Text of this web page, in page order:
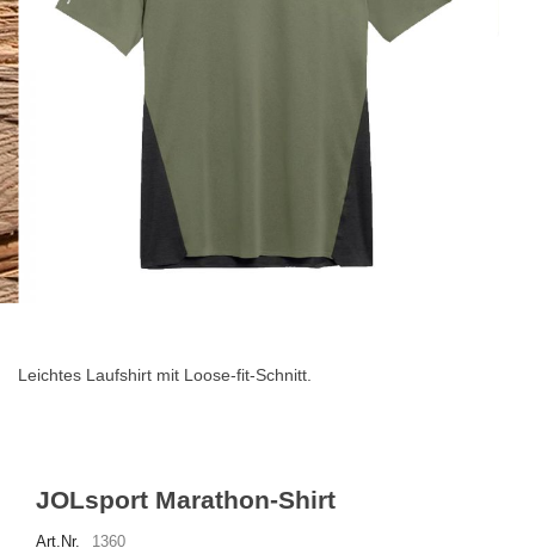
JOLsport Marathon-Shirt
Art.Nr. 1360
Leichtes Laufshirt mit Loose-fit-Schnitt.